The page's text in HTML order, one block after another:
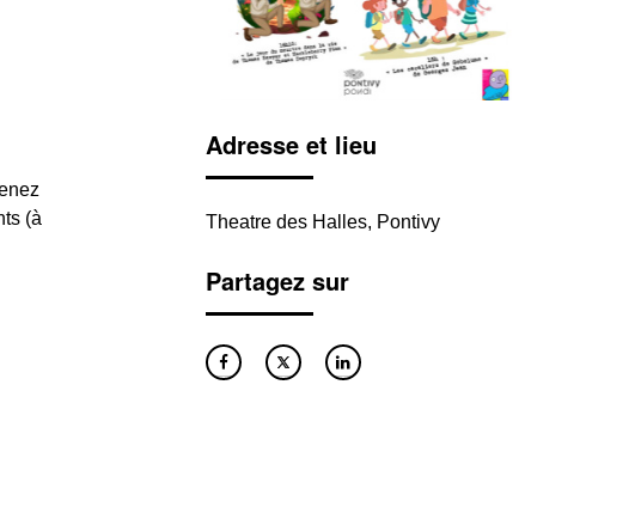
(à
Adresse et lieu
Theatre des Halles, Pontivy
Partagez sur